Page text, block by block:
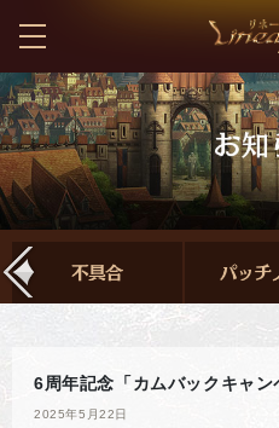
6周年記念「カムバックキャ
2025年5月22日